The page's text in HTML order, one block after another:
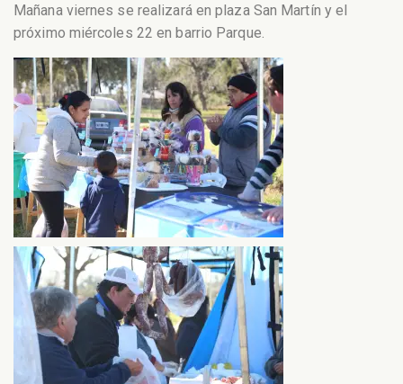
Mañana viernes se realizará en plaza San Martín y el
próximo miércoles 22 en barrio Parque.